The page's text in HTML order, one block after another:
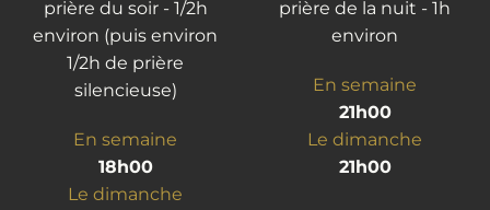
prière du soir - 1/2h
environ (puis environ
1/2h de prière
silencieuse)
En semaine
18h00
Le dimanche
prière de la nuit - 1h
environ
En semaine
21h00
Le dimanche
21h00